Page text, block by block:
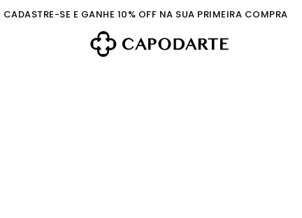
CADASTRE-SE E GANHE 10% OFF NA SUA PRIMEIRA COMPRA